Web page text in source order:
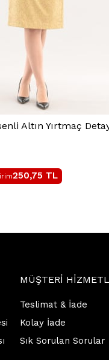
Altın Yırtmaç
250,75 TL
MÜŞTERİ
Teslimat & İade
Kolay İade
Sık Sorulan Sorular